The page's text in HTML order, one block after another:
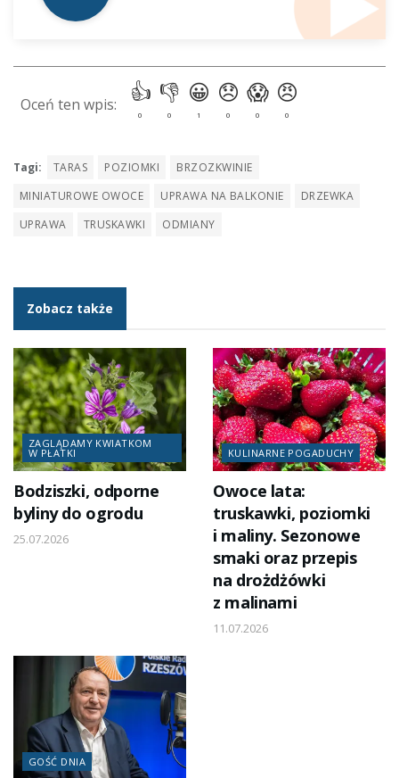
Tagi: TARAS POZIOMKI
BRZOZKWINIE
MINIATUROWE OWOCE
UPRAWA NA BALKONIE
DRZEWKA
UPRAWA
TRUSKAWKI ODMIANY
Zobacz także
ZAGLĄDAMY KWIATKOM
W PŁATKI
Bodziszki, odporne
byliny do ogrodu
25.07.2026
KULINARNE POGADUCHY
Owoce lata:
truskawki, poziomki
i maliny. Sezonowe
smaki oraz przepis
na drożdżówki
z malinami
11.07.2026
GOŚĆ DNIA